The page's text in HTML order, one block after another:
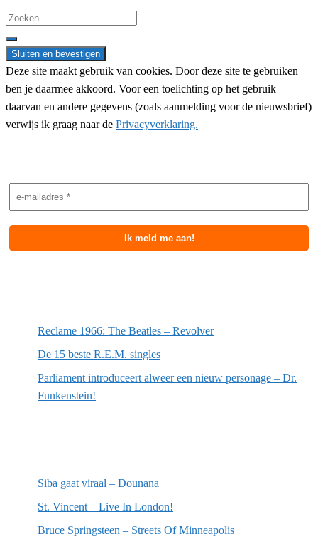
Search
for:
Deze site maakt gebruik van cookies. Door deze site te gebruiken
ben je daarmee akkoord. Voor een toelichting op het gebruik
daarvan en andere gegevens (zoals aanmelding voor de nieuwsbrief)
verwijs ik graag naar de Privacyverklaring.
Reclame 1966: The Beatles – Revolver
De 15 beste R.E.M. singles
Parliament introduceert alweer een nieuw personage – Dr.
Funkenstein!
Siba gaat viraal – Dounana
St. Vincent – Live In London!
Bruce Springsteen – Streets Of Minneapolis